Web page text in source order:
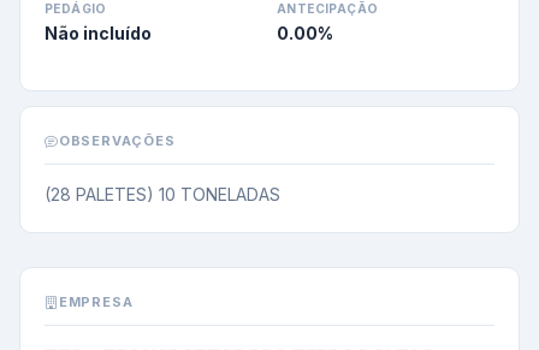
PEDÁGIO
Não incluído
ANTECIPAÇÃO
0.00%
OBSERVAÇÕES
(28 PALETES) 10 TONELADAS
EMPRESA